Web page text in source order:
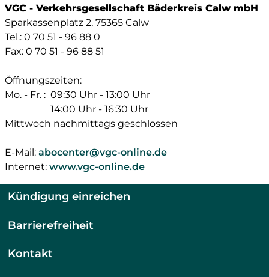
VGC - Verkehrsgesellschaft Bäderkreis Calw mbH
Sparkassenplatz 2, 75365 Calw
Tel.: 0 70 51 - 96 88 0
Fax: 0 70 51 - 96 88 51
Öffnungszeiten:
Mo. - Fr. : 09:30 Uhr - 13:00 Uhr
14:00 Uhr - 16:30 Uhr
Mittwoch nachmittags geschlossen
E-Mail: abocenter@vgc-online.de
Internet: www.vgc-online.de
Kündigung einreichen
Barrierefreiheit
Kontakt